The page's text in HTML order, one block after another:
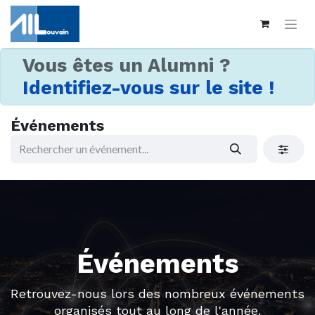
Vous êtes un Alumni ?
Identifiez-vous sur le site !
Événements
Événements
Retrouvez-nous lors des nombreux événements
organisés tout au long de l'année.